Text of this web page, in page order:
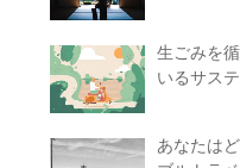
生ごみを
いるサス
あなたはどう旅す